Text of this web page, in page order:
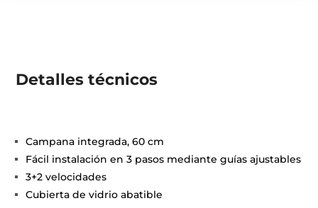
Detalles técnicos
Campana integrada, 60 cm
Fácil instalación en 3 pasos mediante guías ajustables
3+2 velocidades
Cubierta de vidrio abatible